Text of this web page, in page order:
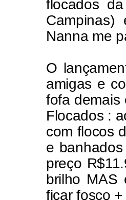
flocados
Nanname
O
amigas e
fofa demais
Flocados :
com flocos
e
preço
brilho MAS
ficar fosco